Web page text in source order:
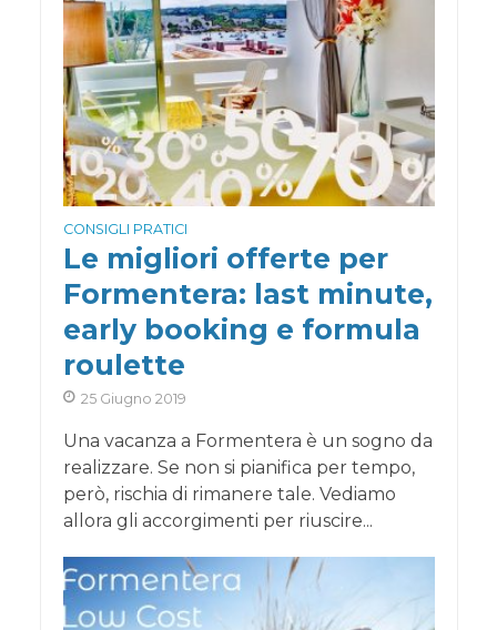
CONSIGLI PRATICI
Le migliori offerte per
Formentera: last minute,
early booking e formula
roulette
25 Giugno 2019
Una vacanza a Formentera è un sogno da
realizzare. Se non si pianifica per tempo,
però, rischia di rimanere tale. Vediamo
allora gli accorgimenti per riuscire...